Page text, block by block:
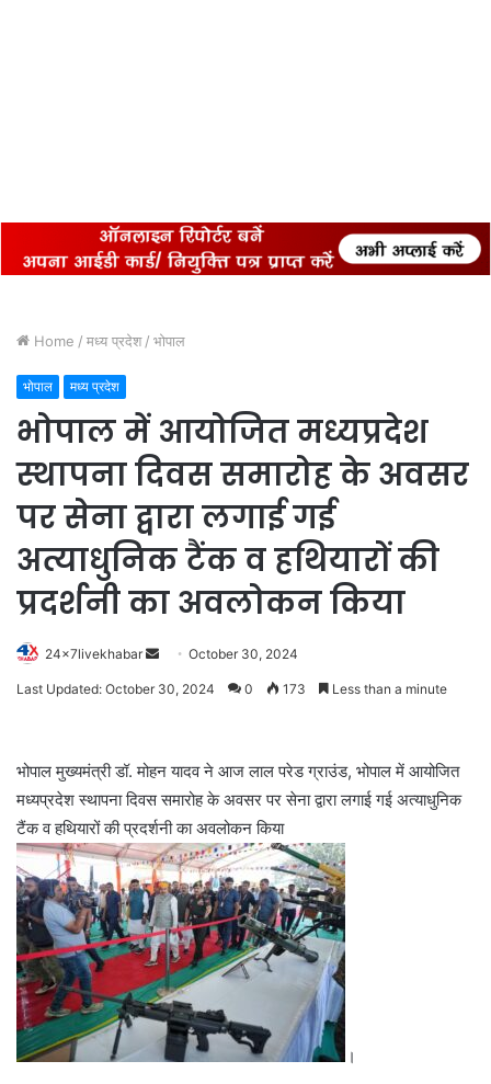
Home / मध्य प्रदेश / भोपाल
भोपाल मध्य प्रदेश
भोपाल में आयोजित मध्यप्रदेश
स्थापना दिवस समारोह के अवसर
पर सेना द्वारा लगाई गई
अत्याधुनिक टैंक व हथियारों की
प्रदर्शनी का अवलोकन किया
24x7livekhabar
SendOctober 30, 2024
Last Updated: October 30, 2024 0 173 Less than a minute
भोपाल मुख्यमंत्री डॉ. मोहन यादव ने आज लाल परेड ग्राउंड, भोपाल में आयोजित
मध्यप्रदेश स्थापना दिवस समारोह के अवसर पर सेना द्वारा लगाई गई अत्याधुनिक
टैंक व हथियारों की प्रदर्शनी का अवलोकन किया
।